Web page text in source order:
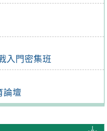
入門密集班
論壇